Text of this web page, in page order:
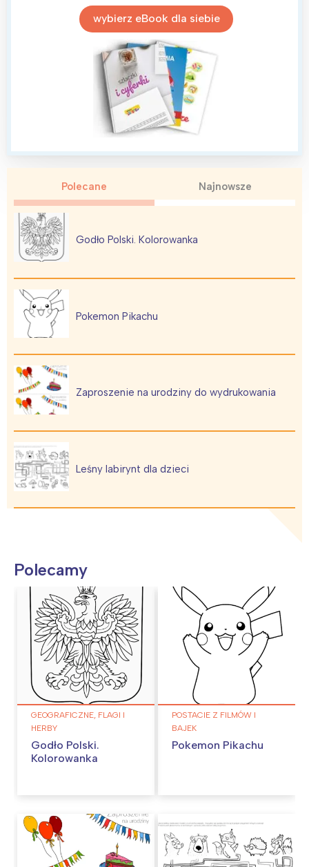
wybierz eBook dla siebie
Polecane Najnowsze
Godło Polski. Kolorowanka
Pokemon Pikachu
Zaproszenie na urodziny do wydrukowania
Leśny labirynt dla dzieci
Polecamy
GEOGRAFICZNE, FLAGI I
HERBY
Godło Polski.
Kolorowanka
POSTACIE Z FILMÓW I
BAJEK
Pokemon Pikachu
Interesują mnie wydarzenia z
Warszawa
Łódź
Trójmiasto
Poznań
Śląsk
Południe